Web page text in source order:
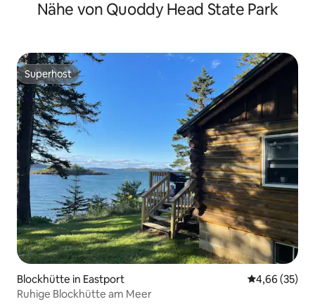
Nähe von Quoddy Head State Park
Superhost
Superhost
Blockhütte in Eastport
4,66 (35)
Ruhige Blockhütte am Meer